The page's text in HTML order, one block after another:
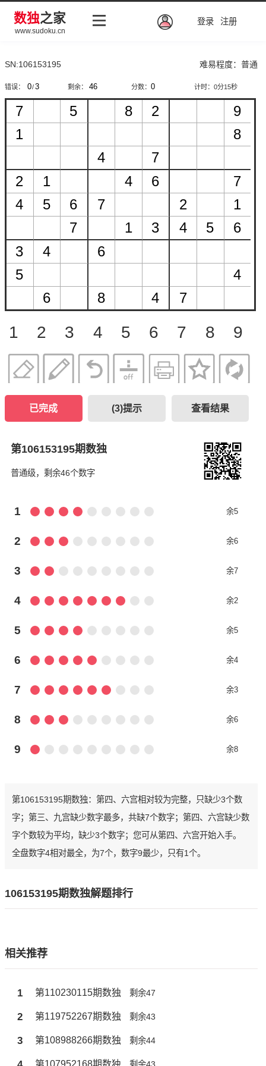
数独之家
www.sudoku.cn
登录 注册
SN:106153195 难易程度：普通
错误： / 剩余： 分数： 计时：0分15秒
1 2 3 4 5 6 7 8 9
已完成 (3)提示 查看结果
第106153195期数独
普通级，剩余46个数字
1 余5
2 余6
3 余7
4 余2
5 余5
6 余4
7 余3
8 余6
9 余8
第106153195期数独：第四、六宫相对较为完整，只缺少3个数
字；第三、九宫缺少数字最多，共缺7个数字；第四、六宫缺少数
字个数较为平均，缺少3个数字；您可从第四、六宫开始入手。
全盘数字4相对最全，为7个，数字9最少，只有1个。
106153195期数独解题排行
相关推荐
1 第110230115期数独 剩余47
2 第119752267期数独 剩余43
3 第108988266期数独 剩余44
第107952168期数独